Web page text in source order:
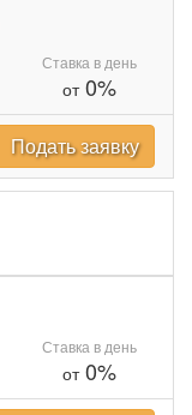
Ставка в день
от0%
Подать заявку
Ставка в день
от0%